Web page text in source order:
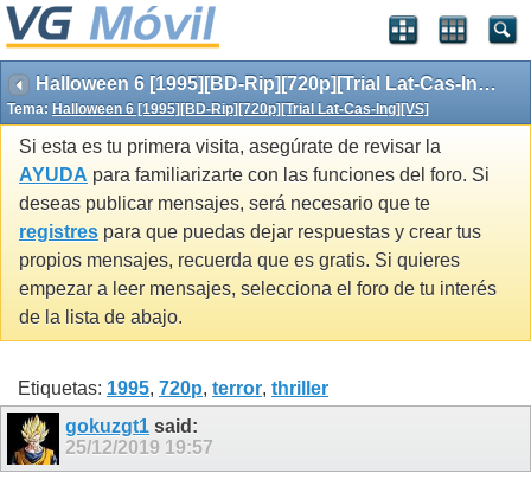
Halloween 6 [1995][BD-Rip][720p][Trial Lat-Cas-Ing][VS]
Tema: Halloween 6 [1995][BD-Rip][720p][Trial Lat-Cas-Ing][VS]
Si esta es tu primera visita, asegúrate de revisar la
AYUDA para familiarizarte con las funciones del foro. Si
deseas publicar mensajes, será necesario que te
registres para que puedas dejar respuestas y crear tus
propios mensajes, recuerda que es gratis. Si quieres
empezar a leer mensajes, selecciona el foro de tu interés
de la lista de abajo.
Etiquetas: 1995, 720p, terror, thriller
gokuzgt1 said:
25/12/2019 19:57